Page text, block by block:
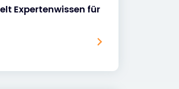
Expertenwissen für